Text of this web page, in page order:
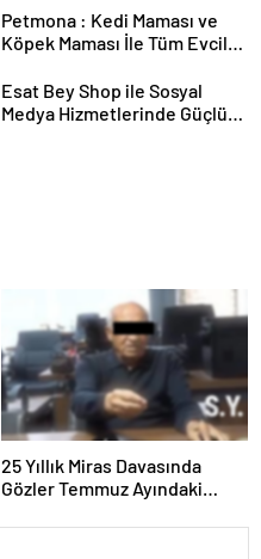
Petmona : Kedi Maması ve
Köpek Maması İle Tüm Evcil
Esat Bey Shop ile Sosyal
Medya Hizmetlerinde Güçlü
25 Yıllık Miras Davasında
Gözler Temmuz Ayındaki